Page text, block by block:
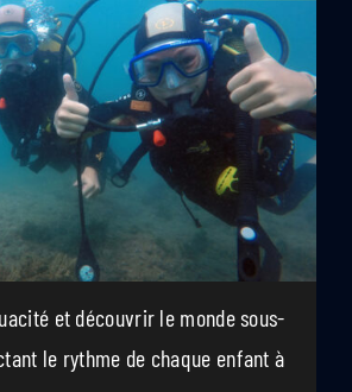
et découvrir le monde sous-
le rythme de chaque enfant à